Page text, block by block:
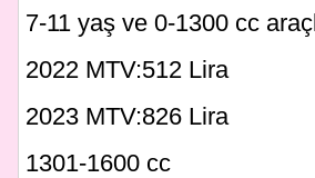
7-11 yaş ve 0-1300 cc
2022 MTV:512 Lira
2023 MTV:826 Lira
1301-1600 cc